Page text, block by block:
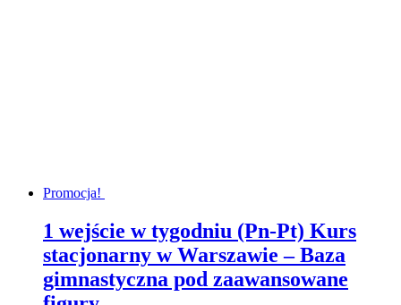
Promocja!
1 wejście w tygodniu (Pn-Pt) Kurs
stacjonarny w Warszawie – Baza
gimnastyczna pod zaawansowane